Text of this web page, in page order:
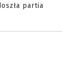
partia